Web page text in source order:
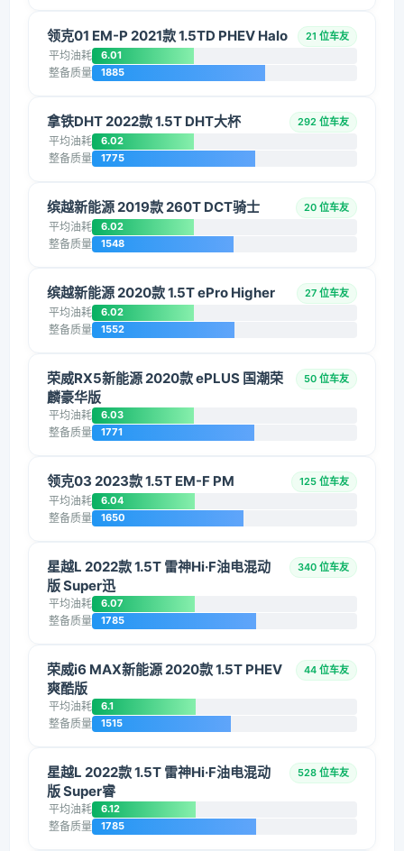
领克01 EM-P 2021款 1.5TD PHEV Halo 21 位车友
平均油耗 6.01
整备质量 1885
拿铁DHT 2022款 1.5T DHT大杯 292 位车友
平均油耗 6.02
整备质量 1775
缤越新能源 2019款 260T DCT骑士 20 位车友
平均油耗 6.02
整备质量 1548
缤越新能源 2020款 1.5T ePro Higher 27 位车友
平均油耗 6.02
整备质量 1552
荣威RX5新能源 2020款 ePLUS 国潮荣
麟豪华版
50 位车友
平均油耗 6.03
整备质量 1771
领克03 2023款 1.5T EM-F PM 125 位车友
平均油耗 6.04
整备质量 1650
星越L 2022款 1.5T 雷神Hi·F油电混动
版 Super迅
340 位车友
平均油耗 6.07
整备质量 1785
荣威i6 MAX新能源 2020款 1.5T PHEV
爽酷版
44 位车友
平均油耗 6.1
整备质量 1515
星越L 2022款 1.5T 雷神Hi·F油电混动
版 Super睿
528 位车友
平均油耗 6.12
整备质量 1785